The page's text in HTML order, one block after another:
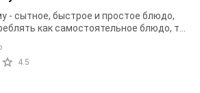
- сытное, быстрое и простое блюдо,
как самостоятельное блюдо, так
или мясного ...
4.5